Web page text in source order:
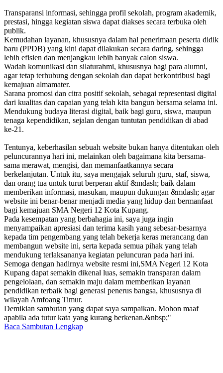
Transparansi informasi, sehingga profil sekolah, program akademik,
prestasi, hingga kegiatan siswa dapat diakses secara terbuka oleh
publik.
Kemudahan layanan, khususnya dalam hal penerimaan peserta didik
baru (PPDB) yang kini dapat dilakukan secara daring, sehingga
lebih efisien dan menjangkau lebih banyak calon siswa.
Wadah komunikasi dan silaturahmi, khususnya bagi para alumni,
agar tetap terhubung dengan sekolah dan dapat berkontribusi bagi
kemajuan almamater.
Sarana promosi dan citra positif sekolah, sebagai representasi digital
dari kualitas dan capaian yang telah kita bangun bersama selama ini.
Mendukung budaya literasi digital, baik bagi guru, siswa, maupun
tenaga kependidikan, sejalan dengan tuntutan pendidikan di abad
ke-21.
Tentunya, keberhasilan sebuah website bukan hanya ditentukan oleh
peluncurannya hari ini, melainkan oleh bagaimana kita bersama-
sama merawat, mengisi, dan memanfaatkannya secara
berkelanjutan. Untuk itu, saya mengajak seluruh guru, staf, siswa,
dan orang tua untuk turut berperan aktif &mdash; baik dalam
memberikan informasi, masukan, maupun dukungan &mdash; agar
website ini benar-benar menjadi media yang hidup dan bermanfaat
bagi kemajuan SMA Negeri 12 Kota Kupang.
Pada kesempatan yang berbahagia ini, saya juga ingin
menyampaikan apresiasi dan terima kasih yang sebesar-besarnya
kepada tim pengembang yang telah bekerja keras merancang dan
membangun website ini, serta kepada semua pihak yang telah
mendukung terlaksananya kegiatan peluncuran pada hari ini.
Semoga dengan hadirnya website resmi ini,SMA Negeri 12 Kota
Kupang dapat semakin dikenal luas, semakin transparan dalam
pengelolaan, dan semakin maju dalam memberikan layanan
pendidikan terbaik bagi generasi penerus bangsa, khususnya di
wilayah Amfoang Timur.
Demikian sambutan yang dapat saya sampaikan. Mohon maaf
apabila ada tutur kata yang kurang berkenan.&nbsp;"
Baca Sambutan Lengkap